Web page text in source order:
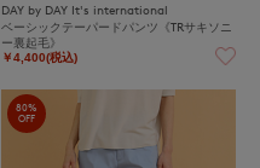
DAY by DAY It's international
ベーシックテーパードパンツ《TRサキソニ
ー裏起毛》
￥4,400(税込)
80%
OFF